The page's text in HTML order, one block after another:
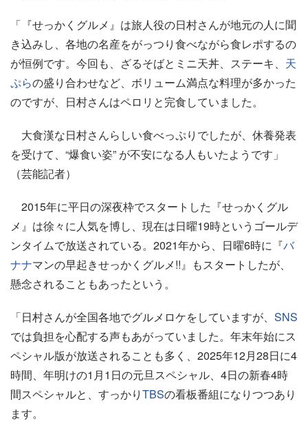
「『せっかくグルメ』は旅人役の日村さんが地元の人に聞
き込みし、各地の名産をがっつり食べながら食レポするの
が恒例です。今回も、ざるそばとミニ天丼、ステーキ、 天
ぷらの盛り合わせなど、ボリューム満点な料理が多かった
のですが、日村さんはペロリと完食していました。
大食漢な日村さんらしい食べっぷりでしたが、休養発表
を受けて、“爆食い姿” が不安になる人もいたようです」
（芸能記者）
2015年に平日の深夜枠でスタートした『せっかくグル
メ』は徐々に人気を博し、現在は日曜19時というゴールデ
ンタイムで放送されている。2021年から、日曜6時に『バ
ナナマンの早起きせっかくグルメ!!』もスタートしたが、
懸念されることもあったという。
「日村さんが全国各地でグルメロケをしていますが、 SNS
では負担を心配する声もあがっていました。年末年始にス
ペシャル版が放送されることも多く、2025年12月28日に4
時間、年明けの1月1日の元旦スペシャル、4日の新春4時
間スペシャルと、すっかりTBSの看板番組になりつつあり
ます。